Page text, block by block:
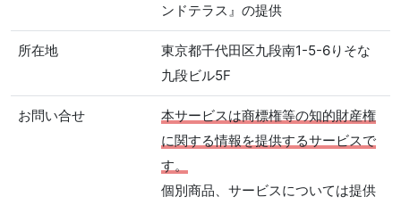
ンドテラス』の提供
所在地
東京都千代田区九段南1-5-6りそな
九段ビル5F
お問い合せ
本サービスは商標権等の知的財産権
に関する情報を提供するサービスで
す。
個別商品、サービスについては提供